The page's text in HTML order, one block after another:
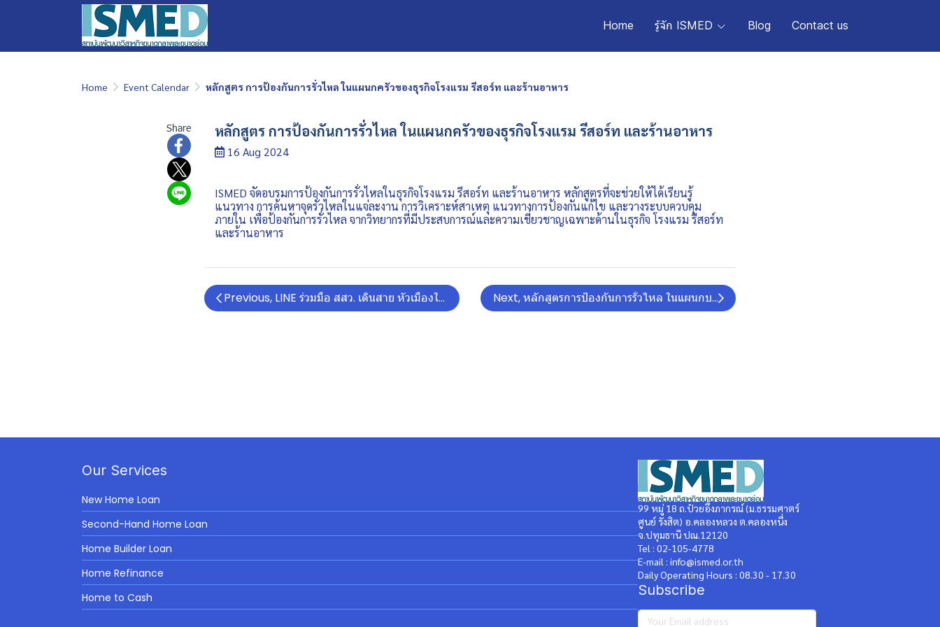
Home รู้จัก ISMED Blog Contact us
Home Event Calendar หลักสูตร การป้องกันการรั่วไหล ในแผนกครัวของธุรกิจโรงแรม รีสอร์ท และร้านอาหาร
Share หลักสูตร การป้องกันการรั่วไหล ในแผนกครัวของธุรกิจโรงแรม รีสอร์ท และร้านอาหาร
16 Aug 2024
ISMED จัดอบรมการป้องกันการรั่วไหลในธุรกิจโรงแรม รีสอร์ท และร้านอาหาร หลักสูตรที่จะช่วยให้ได้เรียนรู้
แนวทาง การค้นหาจุดรั่วไหลในแจ่ละงาน การวิเคราะห์สาเหตุ แนวทางการป้องกันแก้ไข และวางระบบควบคุม
ภายใน เพื่อป้องกันการรั่วไหล จากวิทยากรที่มีประสบการณ์และความเชี่ยวชาญเฉพาะด้านในธุรกิจ โรงแรม รีสอร์ท
และร้านอาหาร
Previous, LINE ร่วมมือ สสว. เดินสาย หัวเมืองใหญ่ ในจังหวัด ข่อนแก่น UPSKILL SME สู่ดิจิทัลNext, หลักสูตรการป้องกันการรั่วไหล ในแผนกบริการส่วนหน้า บัญชี และจัดซื้อ ของธุรกิจโรงแรมแ
Our Services
New Home Loan
Second-Hand Home Loan
Home Builder Loan
Home Refinance
Home to Cash
99 หมู่ 18 ถ.ป๋วยอึ๊งภากรณ์ (ม.ธรรมศาตร์
ศูนย์ รังสิต) อ.คลองหลวง ต.คลองหนึ่ง
จ.ปทุมธานี ปณ.12120
Tel : 02-105-4778
E-mail : info@ismed.or.th
Daily Operating Hours : 08.30 - 17.30
Subscribe